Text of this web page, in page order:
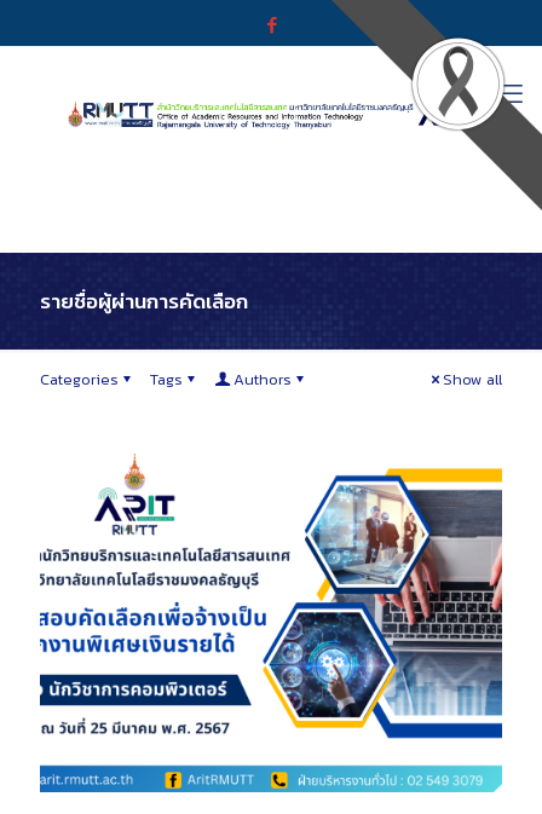
รายชื่อผู้ผ่านการคัดเลือก
Categories Tags Authors Show all